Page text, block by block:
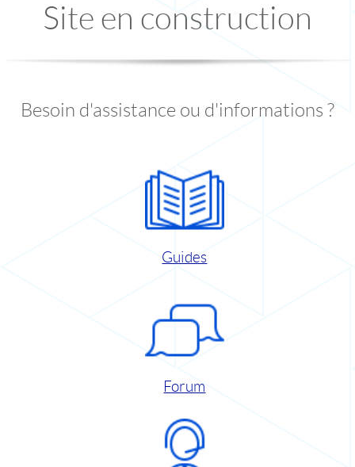
Site en construction
Besoin d'assistance ou d'informations ?
Guides
Forum